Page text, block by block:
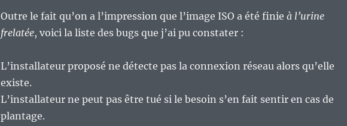
Outre le fait qu’on a l’impression que l’image ISO a été finie à l’urine
frelatée, voici la liste des bugs que j’ai pu constater :
L’installateur proposé ne détecte pas la connexion réseau alors qu’elle
existe.
L’installateur ne peut pas être tué si le besoin s’en fait sentir en cas de
plantage.